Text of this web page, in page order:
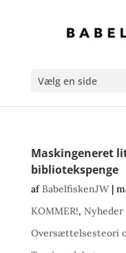
Vælg en side
Maskingeneret
bibliotekspenge
afBabelfiskenJW|
KOMMER!, Nyheder
Oversættelsesteori